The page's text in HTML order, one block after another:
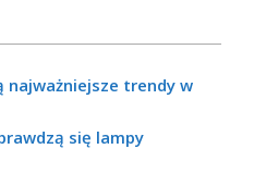
najważniejsze trendy w
się lampy